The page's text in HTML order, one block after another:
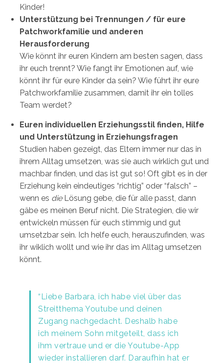
Kinder!
Unterstützung bei Trennungen / für eure
Patchworkfamilie und anderen
Herausforderung
Wie könnt ihr euren Kindern am besten sagen, dass
ihr euch trennt? Wie fangt ihr Emotionen auf, wie
könnt ihr für eure Kinder da sein? Wie führt ihr eure
Patchworkfamilie zusammen, damit ihr ein tolles
Team werdet?
Euren individuellen Erziehungsstil finden, Hilfe
und Unterstützung in Erziehungsfragen
Studien haben gezeigt, das Eltern immer nur das in
ihrem Alltag umsetzen, was sie auch wirklich gut und
machbar finden, und das ist gut so! Oft gibt es in der
Erziehung kein eindeutiges “richtig” oder “falsch” –
wenn es die Lösung gebe, die für alle passt, dann
gäbe es meinen Beruf nicht. Die Strategien, die wir
entwickeln müssen für euch stimmig und gut
umsetzbar sein. Ich helfe euch, herauszufinden, was
ihr wiklich wollt und wie ihr das im Alltag umsetzen
könnt.
“Liebe Barbara, ich habe viel über das
Streitthema Youtube und deinen
Zugang nachgedacht. Deshalb habe
ich meinem Sohn mitgeteilt, dass ich
ihm vertraue und er die Youtube-App
wieder installieren darf. Daraufhin hat er